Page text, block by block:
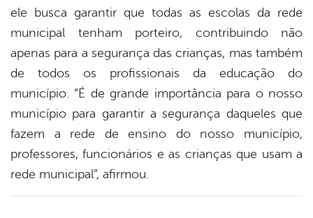
ele busca garantir que todas as escolas da rede
municipal tenham porteiro, contribuindo não
apenas para a segurança das crianças, mas também
de todos os profissionais da educação do
município. “É de grande importância para o nosso
município para garantir a segurança daqueles que
fazem a rede de ensino do nosso município,
professores, funcionários e as crianças que usam a
rede municipal”, afirmou.